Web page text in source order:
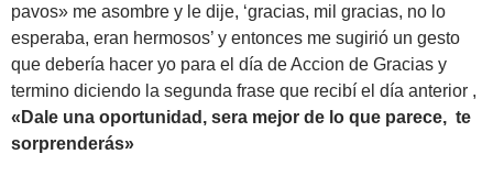
pavos» me asombre y le dije, ‘gracias, mil gracias, no lo
esperaba, eran hermosos’ y entonces me sugirió un gesto
que debería hacer yo para el día de Accion de Gracias y
termino diciendo la segunda frase que recibí el día anterior ,
«Dale una oportunidad, sera mejor de lo que parece, te
sorprenderás»